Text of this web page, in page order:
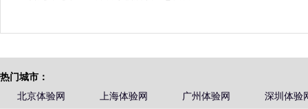
热门城市：
北京体验网
上海体验网 广州体验网 深圳体验